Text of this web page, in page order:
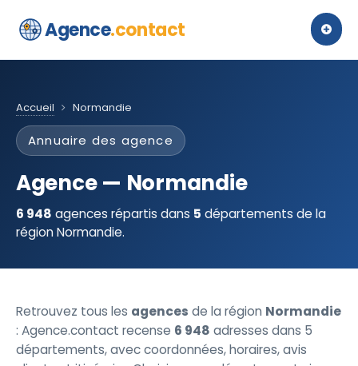
Agence.contact
Accueil Normandie
Annuaire des agence
Agence — Normandie
6 948 agences répartis dans 5 départements de la
région Normandie.
Retrouvez tous les agences de la région Normandie
: Agence.contact recense 6 948 adresses dans 5
départements, avec coordonnées, horaires, avis